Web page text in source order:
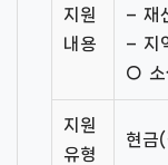
지원
내용
– 재
– 지
○ 소
지원
유형
현금